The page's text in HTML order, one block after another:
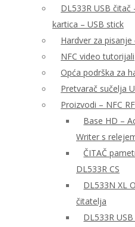
DL533R USB čitač
kartica – USB stick
Hardver za pisanje
NFC video tutorijali
Opća podrška za
Pretvarač sučelja
Proizvodi – NFC
Base HD –
Writer s
ČITAČ
DL533R CS
DL533N XL
čitatelja
DL533R